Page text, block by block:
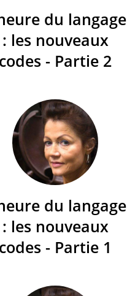
du langage
: les nouveaux
codes - Partie 2
du langage
: les nouveaux
codes - Partie 1